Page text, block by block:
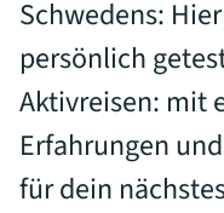
Schwedens:
persönlich
Aktivreisen: mit
Erfahrungen
für dein